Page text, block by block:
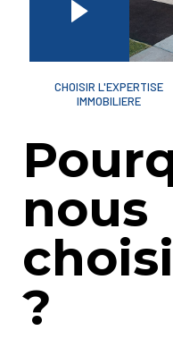
CHOISIR L'EXPERTISE
IMMOBILIERE
nous
?